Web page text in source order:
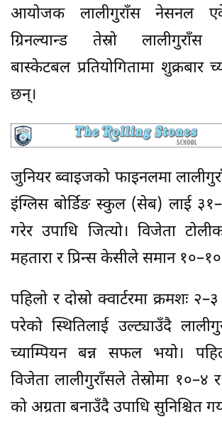
आयोजक लालीगुराँस नेसनल
ग्रिनल्यान्ड तेस्रो लालीगुराँस
बास्केटबल प्रतियोगितामा शुक्रबार
छन्।
जुनियर ब्वाइजको फाइनलमा
इंग्लिस बोर्डिङ स्कुल (सेब) लाई
गरेर उपाधि जित्यो। विजेता
महतारा र प्रिन्स केसीले समान
पहिलो र दोस्रो क्वार्टरमा क्रमशः
परेको स्थितिलाई उल्ट्याउँदै
च्याम्पियन बन्न सफल भयो।
विजेता लालीगुराँसले तेस्रोमा १०–४
को अग्रता बनाउँदै उपाधि सुनिश्चित